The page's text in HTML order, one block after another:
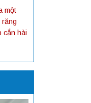
một
răng
cắn hài